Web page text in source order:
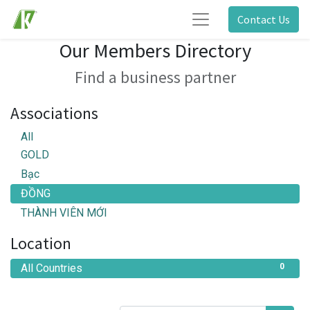
Contact Us
Our Members Directory
Find a business partner
Associations
All
GOLD
Bạc
ĐỒNG
THÀNH VIÊN MỚI
Location
All Countries 0